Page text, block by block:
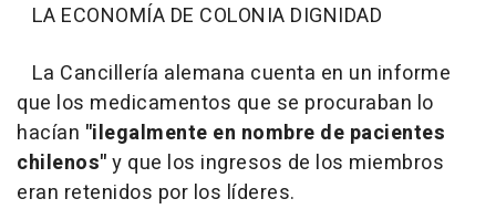
LA ECONOMÍA DE COLONIA DIGNIDAD
La Cancillería alemana cuenta en un informe
que los medicamentos que se procuraban lo
hacían "ilegalmente en nombre de pacientes
chilenos"y que los ingresos de los miembros
eran retenidos por los líderes.